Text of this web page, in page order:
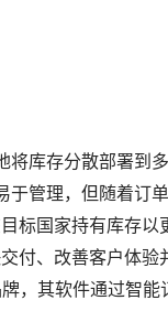
将库存分散部署到
于管理，但随着订
标国家持有库存以
付、改善客户体验
，其软件通过智能